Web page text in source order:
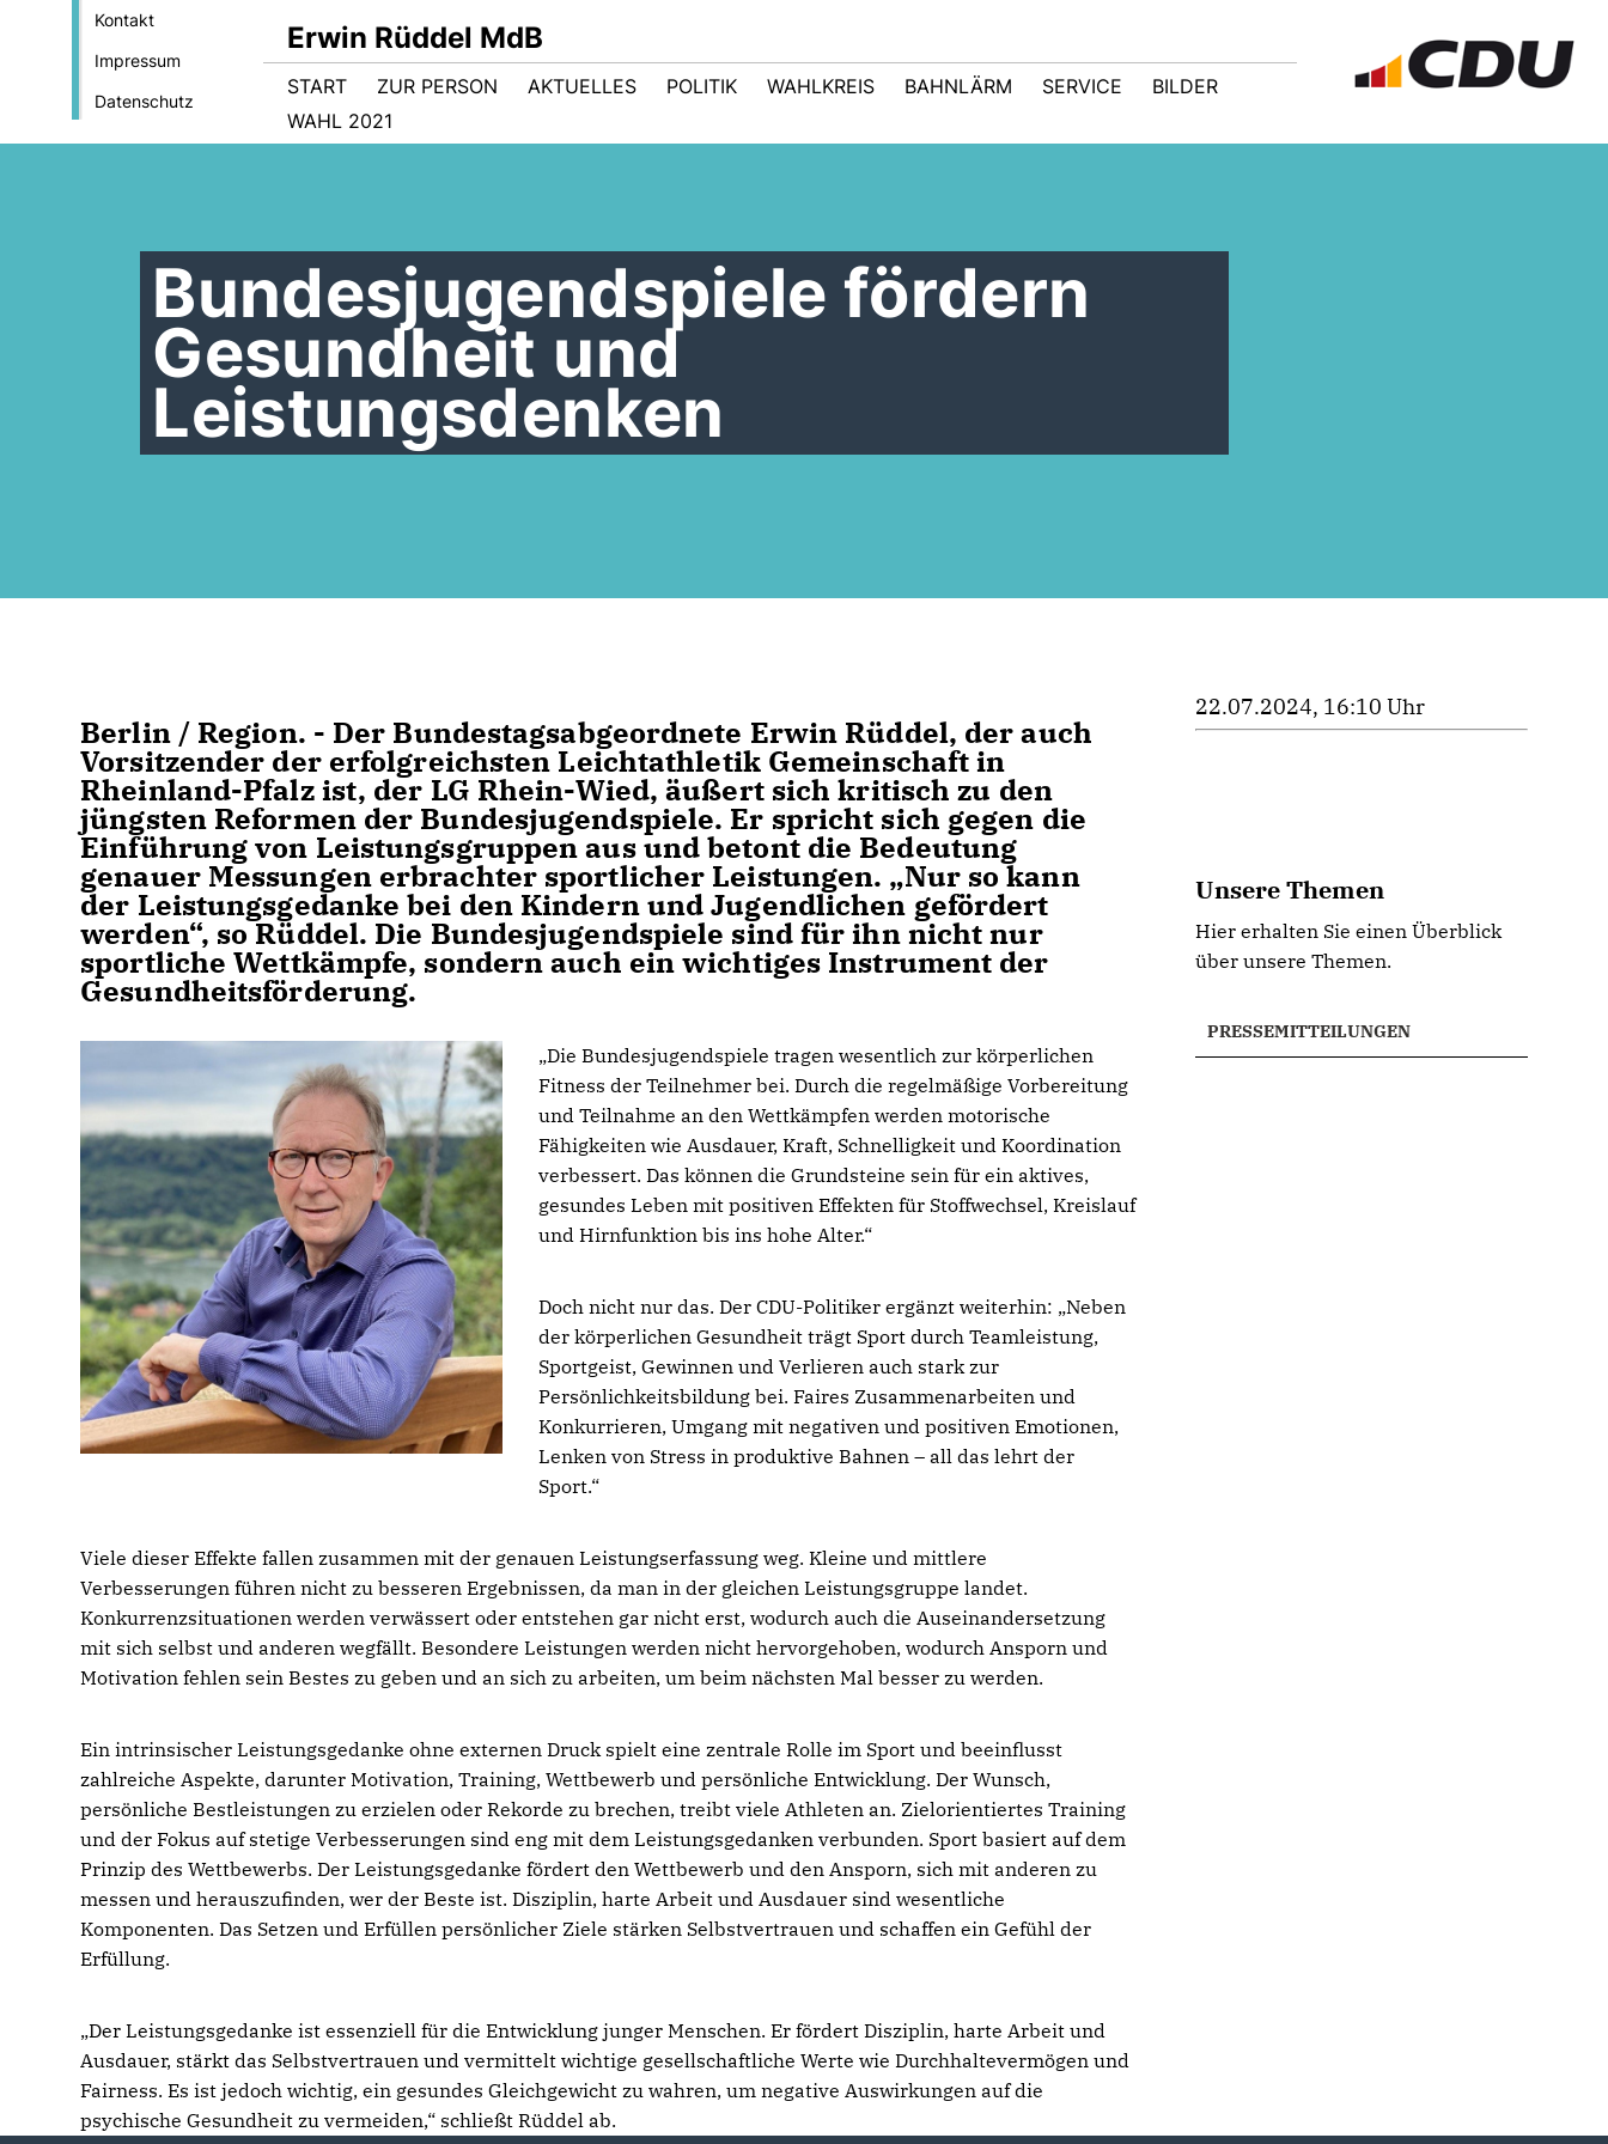
Kontakt
Impressum
Datenschutz
Erwin Rüddel MdB
START ZUR PERSON AKTUELLES POLITIK WAHLKREIS BAHNLÄRM SERVICE
BILDER
WAHL 2021
Bundesjugendspiele fördern
Gesundheit und
Leistungsdenken
Berlin / Region. - Der Bundestagsabgeordnete Erwin Rüddel, der auch
Vorsitzender der erfolgreichsten Leichtathletik Gemeinschaft in
Rheinland-Pfalz ist, der LG Rhein-Wied, äußert sich kritisch zu den
jüngsten Reformen der Bundesjugendspiele. Er spricht sich gegen die
Einführung von Leistungsgruppen aus und betont die Bedeutung
genauer Messungen erbrachter sportlicher Leistungen. „Nur so kann
der Leistungsgedanke bei den Kindern und Jugendlichen gefördert
werden“, so Rüddel. Die Bundesjugendspiele sind für ihn nicht nur
sportliche Wettkämpfe, sondern auch ein wichtiges Instrument der
Gesundheitsförderung.
Die Bundesjugendspiele tragen wesentlich zur körperlichen
Fitness der Teilnehmer bei. Durch die regelmäßige Vorbereitung
und Teilnahme an den Wettkämpfen werden motorische
Fähigkeiten wie Ausdauer, Kraft, Schnelligkeit und Koordination
verbessert. Das können die Grundsteine sein für ein aktives,
gesundes Leben mit positiven Effekten für Stoffwechsel, Kreislauf
und Hirnfunktion bis ins hohe Alter.“
Doch nicht nur das. Der CDU-Politiker ergänzt weiterhin: „Neben
der körperlichen Gesundheit trägt Sport durch Teamleistung,
Sportgeist, Gewinnen und Verlieren auch stark zur
Persönlichkeitsbildung bei. Faires Zusammenarbeiten und
Konkurrieren, Umgang mit negativen und positiven Emotionen,
Lenken von Stress in produktive Bahnen – all das lehrt der
Sport.“
Viele dieser Effekte fallen zusammen mit der genauen Leistungserfassung weg. Kleine und mittlere
Verbesserungen führen nicht zu besseren Ergebnissen, da man in der gleichen Leistungsgruppe landet.
Konkurrenzsituationen werden verwässert oder entstehen gar nicht erst, wodurch auch die Auseinandersetzung
mit sich selbst und anderen wegfällt. Besondere Leistungen werden nicht hervorgehoben, wodurch Ansporn und
Motivation fehlen sein Bestes zu geben und an sich zu arbeiten, um beim nächsten Mal besser zu werden.
Ein intrinsischer Leistungsgedanke ohne externen Druck spielt eine zentrale Rolle im Sport und beeinflusst
zahlreiche Aspekte, darunter Motivation, Training, Wettbewerb und persönliche Entwicklung. Der Wunsch,
persönliche Bestleistungen zu erzielen oder Rekorde zu brechen, treibt viele Athleten an. Zielorientiertes Training
und der Fokus auf stetige Verbesserungen sind eng mit dem Leistungsgedanken verbunden. Sport basiert auf dem
Prinzip des Wettbewerbs. Der Leistungsgedanke fördert den Wettbewerb und den Ansporn, sich mit anderen zu
messen und herauszufinden, wer der Beste ist. Disziplin, harte Arbeit und Ausdauer sind wesentliche
Komponenten. Das Setzen und Erfüllen persönlicher Ziele stärken Selbstvertrauen und schaffen ein Gefühl der
Erfüllung.
Der Leistungsgedanke ist essenziell für die Entwicklung junger Menschen. Er fördert Disziplin, harte Arbeit und
Ausdauer, stärkt das Selbstvertrauen und vermittelt wichtige gesellschaftliche Werte wie Durchhaltevermögen und
Fairness. Es ist jedoch wichtig, ein gesundes Gleichgewicht zu wahren, um negative Auswirkungen auf die
psychische Gesundheit zu vermeiden,“ schließt Rüddel ab.
22.07.2024, 16:10 Uhr
Unsere Themen
Hier erhalten Sie einen Überblick
über unsere Themen.
PRESSEMITTEILUNGEN